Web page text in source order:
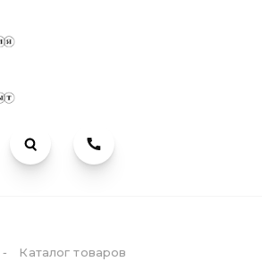
Компания
-
Каталог товаров